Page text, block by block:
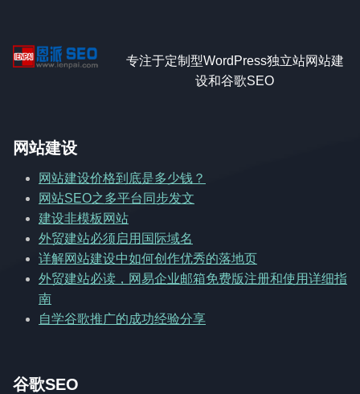
专注于定制型WordPress独立站网站建
设和谷歌SEO
网站建设
网站建设价格到底是多少钱？
网站SEO之多平台同步发文
建设非模板网站
外贸建站必须启用国际域名
详解网站建设中如何创作优秀的落地页
外贸建站必读，网易企业邮箱免费版注册和使用详细指
南
自学谷歌推广的成功经验分享
谷歌SEO